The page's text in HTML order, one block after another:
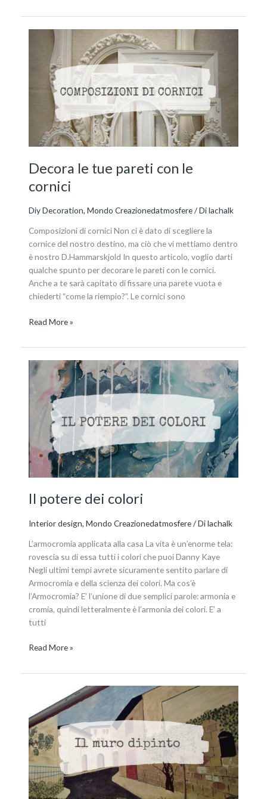
Decora le tue pareti con le
cornici
Diy Decoration,Mondo Creazionedatmosfere/ Dilachalk
Composizioni di cornici Non ci è dato di scegliere la
cornice del nostro destino, ma ciò che vi mettiamo dentro
è nostro D.Hammarskjold In questo articolo, voglio darti
qualche spunto per decorare le pareti con le cornici.
Anche a te sarà capitato di fissare una parete vuota e
chiederti “come la riempio?”. Le cornici sono
Decora
pareti
Read More »
Il potere dei colori
Interior design,Mondo Creazionedatmosfere/ Dilachalk
L’armocromia applicata alla casa La vita è un’enorme tela:
rovescia su di essa tutti i colori che puoi Danny Kaye
Negli ultimi tempi avrete sicuramente sentito parlare di
Armocromia e della scienza dei colori. Ma cos’è
l’Armocromia? E’ l’unione di due semplici parole: armonia e
cromia, quindi letteralmente è l’armonia dei colori. E’ a
tutti
Il
potere
dei
colori
Read More »
dentro